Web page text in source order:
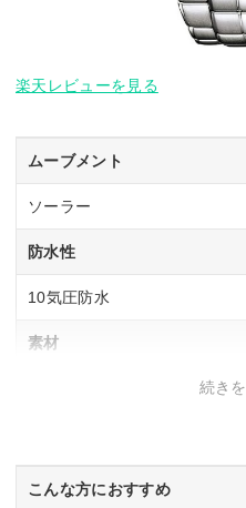
楽天レビューを見る
ムーブメント
ソーラー
防水性
10気圧防水
素材
ケース：ステンレス、ベルト
166g
続き
こんな方におすすめ